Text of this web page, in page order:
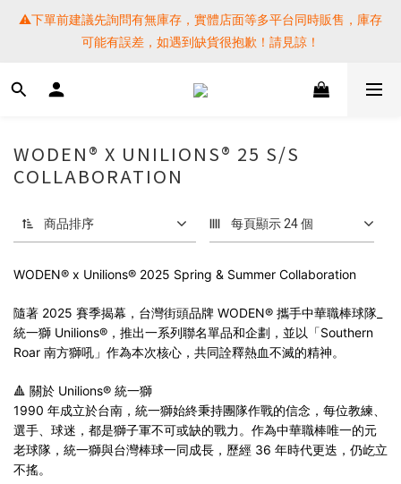
⚠️下單前建議先詢問有無庫存，實體店面等多平台同時販售，庫存
可能有誤差，如遇到缺貨很抱歉！請見諒！
⚠️下單前建議先詢問有無庫存，實體店面等多平台同時販售，庫存
可能有誤差，如遇到缺貨很抱歉！請見諒！
SF EXPRESS WORLD SHIPPING
提醒各位⚠️下單後寄出，請務必在時間內完成取貨才是乖寶寶呦~
如未取貨必須支付運費! 謝謝
可能有誤差，如遇到缺貨很抱歉！請見諒！
WODEN® X UNILIONS® 25 S/S
COLLABORATION
商品排序 每頁顯示 24 個
WODEN® x Unilions® 2025 Spring & Summer Collaboration
隨著 2025 賽季揭幕，台灣街頭品牌 WODEN® 攜手中華職棒球隊_
統一獅 Unilions®，推出一系列聯名單品和企劃，並以「Southern
Roar 南方獅吼」作為本次核心，共同詮釋熱血不滅的精神。
🔺 關於 Unilions® 統一獅
1990 年成立於台南，統一獅始終秉持團隊作戰的信念，每位教練、
選手、球迷，都是獅子軍不可或缺的戰力。作為中華職棒唯一的元
老球隊，統一獅與台灣棒球一同成長，歷經 36 年時代更迭，仍屹立
不搖。